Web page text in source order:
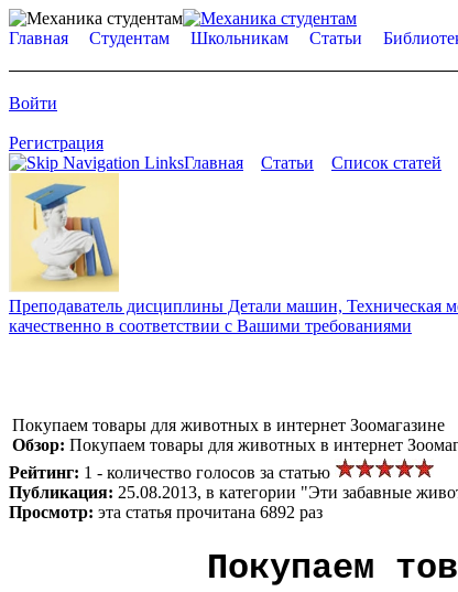
Главная Студентам Школьникам Статьи
Войти
Регистрация
Главная
Статьи Список статей
Преподаватель дисциплины Детали машин, Техническая
качественно в соответствии с Вашими требованиями
Покупаем товары для животных в интернет Зоомагазине
Обзор: Покупаем товары для животных в интернет
Рейтинг: 1 - количество голосов за статью
Публикация: 25.08.2013, в категории "Эти забавные
Просмотр: эта статья прочитана 6892 раз
Покупаем